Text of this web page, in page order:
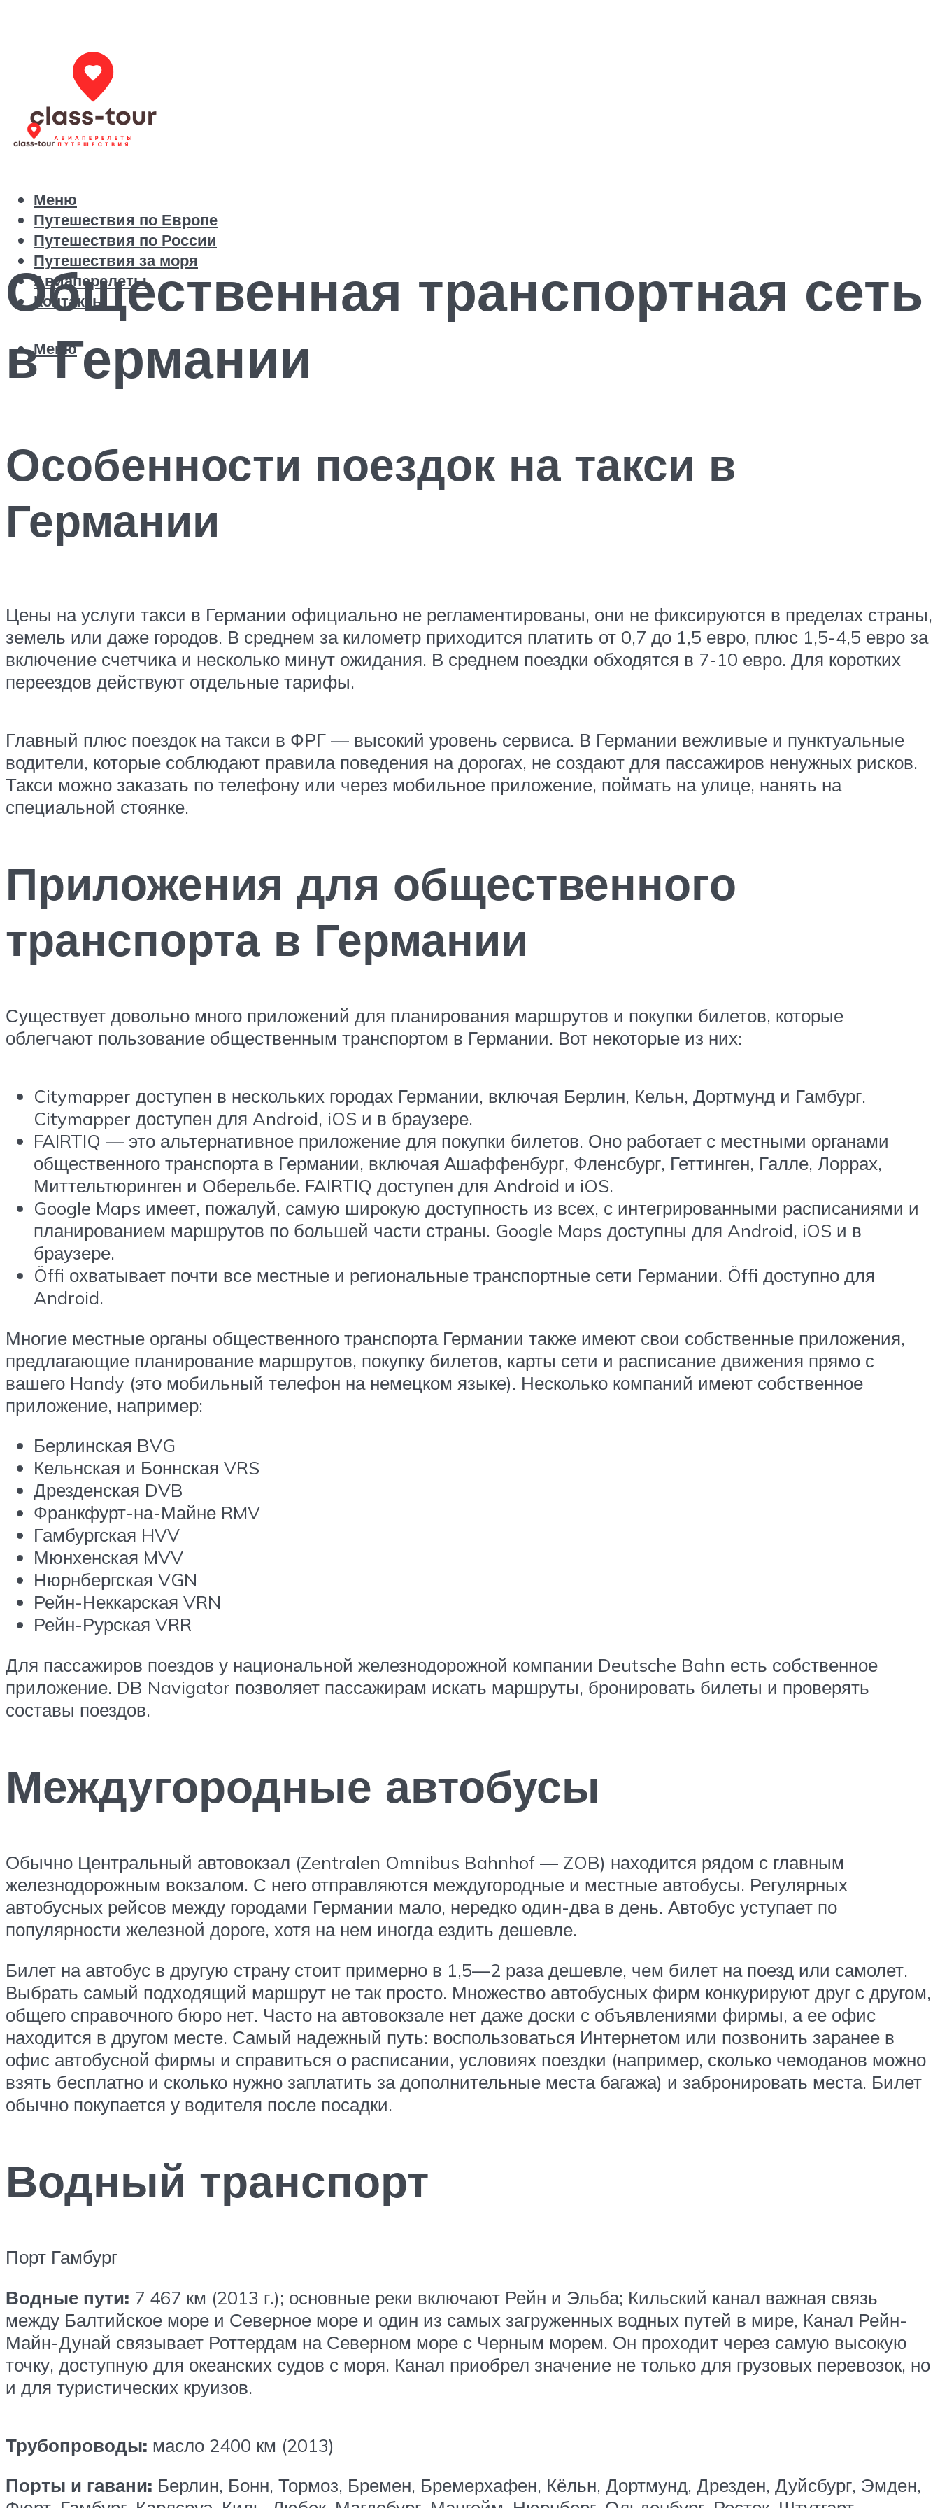
Путешествия по Европе
Путешествия по России
Путешествия за моря
Авиаперелеты
Контакты
Меню
Меню
Общественная транспортная сеть
в Германии
Особенности поездок на такси в
Германии
Цены на услуги такси в Германии официально не регламентированы, они не фиксируются в пределах страны,
земель или даже городов. В среднем за километр приходится платить от 0,7 до 1,5 евро, плюс 1,5-4,5 евро за
включение счетчика и несколько минут ожидания. В среднем поездки обходятся в 7-10 евро. Для коротких
переездов действуют отдельные тарифы.
Главный плюс поездок на такси в ФРГ — высокий уровень сервиса. В Германии вежливые и пунктуальные
водители, которые соблюдают правила поведения на дорогах, не создают для пассажиров ненужных рисков.
Такси можно заказать по телефону или через мобильное приложение, поймать на улице, нанять на
специальной стоянке.
Приложения для общественного
транспорта в Германии
Существует довольно много приложений для планирования маршрутов и покупки билетов, которые
облегчают пользование общественным транспортом в Германии. Вот некоторые из них:
Citymapper доступен в нескольких городах Германии, включая Берлин, Кельн, Дортмунд и Гамбург.
Citymapper доступен для Android, iOS и в браузере.
FAIRTIQ — это альтернативное приложение для покупки билетов. Оно работает с местными органами
общественного транспорта в Германии, включая Ашаффенбург, Фленсбург, Геттинген, Галле, Лоррах,
Миттельтюринген и Оберельбе. FAIRTIQ доступен для Android и iOS.
Google Maps имеет, пожалуй, самую широкую доступность из всех, с интегрированными расписаниями и
планированием маршрутов по большей части страны. Google Maps доступны для Android, iOS и в
браузере.
Öffi охватывает почти все местные и региональные транспортные сети Германии. Öffi доступно для
Android.
Многие местные органы общественного транспорта Германии также имеют свои собственные приложения,
предлагающие планирование маршрутов, покупку билетов, карты сети и расписание движения прямо с
вашего Handy (это мобильный телефон на немецком языке). Несколько компаний имеют собственное
приложение, например:
Берлинская BVG
Кельнская и Боннская VRS
Дрезденская DVB
Франкфурт-на-Майне RMV
Гамбургская HVV
Мюнхенская MVV
Нюрнбергская VGN
Рейн-Неккарская VRN
Рейн-Рурская VRR
Для пассажиров поездов у национальной железнодорожной компании Deutsche Bahn есть собственное
приложение. DB Navigator позволяет пассажирам искать маршруты, бронировать билеты и проверять
составы поездов.
Междугородные автобусы
Обычно Центральный автовокзал (Zentralen Omnibus Bahnhof — ZOB) находится рядом с главным
железнодорожным вокзалом. С него отправляются междугородные и местные автобусы. Регулярных
автобусных рейсов между городами Германии мало, нередко один-два в день. Автобус уступает по
популярности железной дороге, хотя на нем иногда ездить дешевле.
Билет на автобус в другую страну стоит примерно в 1,5—2 раза дешевле, чем билет на поезд или самолет.
Выбрать самый подходящий маршрут не так просто. Множество автобусных фирм конкурируют друг с другом,
общего справочного бюро нет. Часто на автовокзале нет даже доски с объявлениями фирмы, а ее офис
находится в другом месте. Самый надежный путь: воспользоваться Интернетом или позвонить заранее в
офис автобусной фирмы и справиться о расписании, условиях поездки (например, сколько чемоданов можно
взять бесплатно и сколько нужно заплатить за дополнительные места багажа) и забронировать места. Билет
обычно покупается у водителя после посадки.
Водный транспорт
Порт Гамбург
Водные пути: 7 467 км (2013 г.); основные реки включают Рейн и Эльба; Кильский канал важная связь
между Балтийское море и Северное море и один из самых загруженных водных путей в мире, Канал Рейн-
Майн-Дунай связывает Роттердам на Северном море с Черным морем. Он проходит через самую высокую
точку, доступную для океанских судов с моря. Канал приобрел значение не только для грузовых перевозок, но
и для туристических круизов.
Трубопроводы: масло 2400 км (2013)
Порты и гавани: Берлин, Бонн, Тормоз, Бремен, Бремерхафен, Кёльн, Дортмунд, Дрезден, Дуйсбург, Эмден,